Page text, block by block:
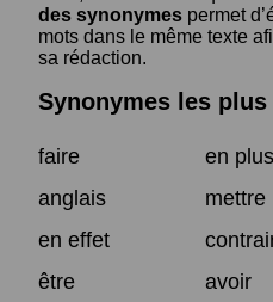
des synonymes permet
mots dans le même texte
sa rédaction.
Synonymes les
faire
en plus
anglais
mettre
en effet
être
avoir